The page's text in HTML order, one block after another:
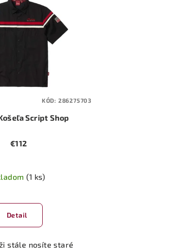
Script Shop
€112
(1 ks)
Detail
stále nosíte staré
KÓD: 286275703